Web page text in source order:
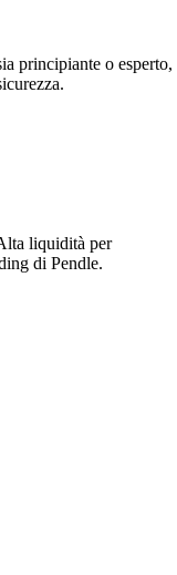
principiante o esperto,
liquidità per
di Pendle.